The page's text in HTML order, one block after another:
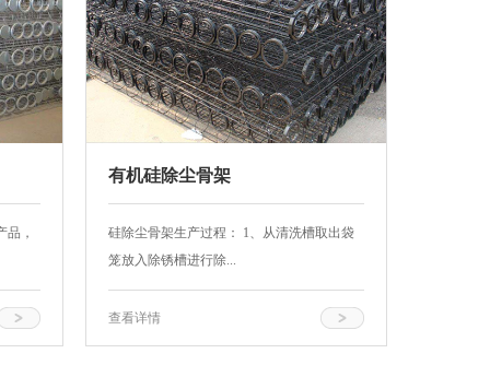
品，
有机硅除尘骨架
硅除尘骨架生产过程： 1、从清洗槽取出袋
笼放入除锈槽进行除...
查看详情